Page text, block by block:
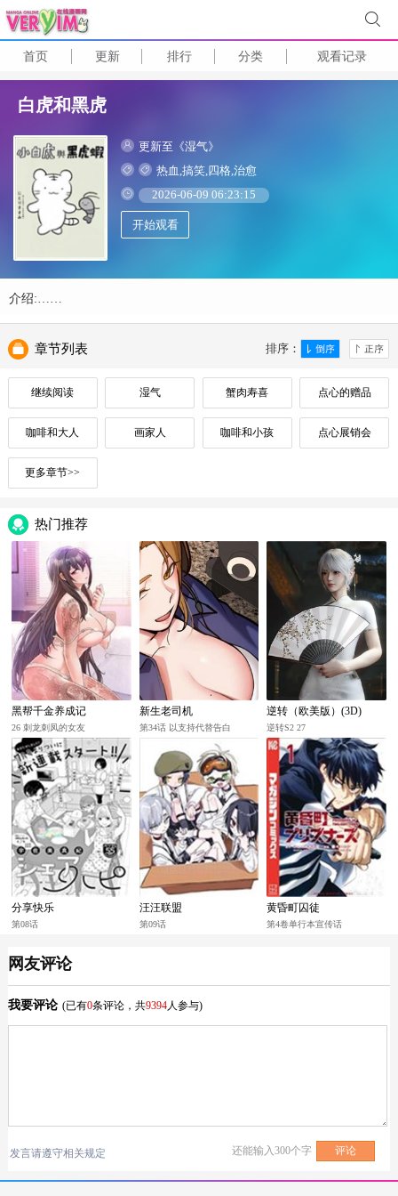
首页 更新 排行 分类 观看记录
白虎和黑虎
更新至《湿气》
热血,搞笑,四格,治愈
2026-06-09 06:23:15
开始观看
介绍:……
排序：
章节列表
继续阅读 湿气 蟹肉寿喜 点心的赠品
咖啡和大人 画家人 咖啡和小孩 点心展销会
更多章节>>
热门推荐
黑帮千金养成记
26 刺龙刺凤的女友
新生老司机
第34话 以支持代替告白
逆转（欧美版）(3D)
逆转S2 27
分享快乐
第08话
汪汪联盟
第09话
黄昏町囚徒
第4卷单行本宣传话
网友评论
我要评论 (已有0条评论，共9394人参与)
发言请遵守相关规定 还能输入300个字